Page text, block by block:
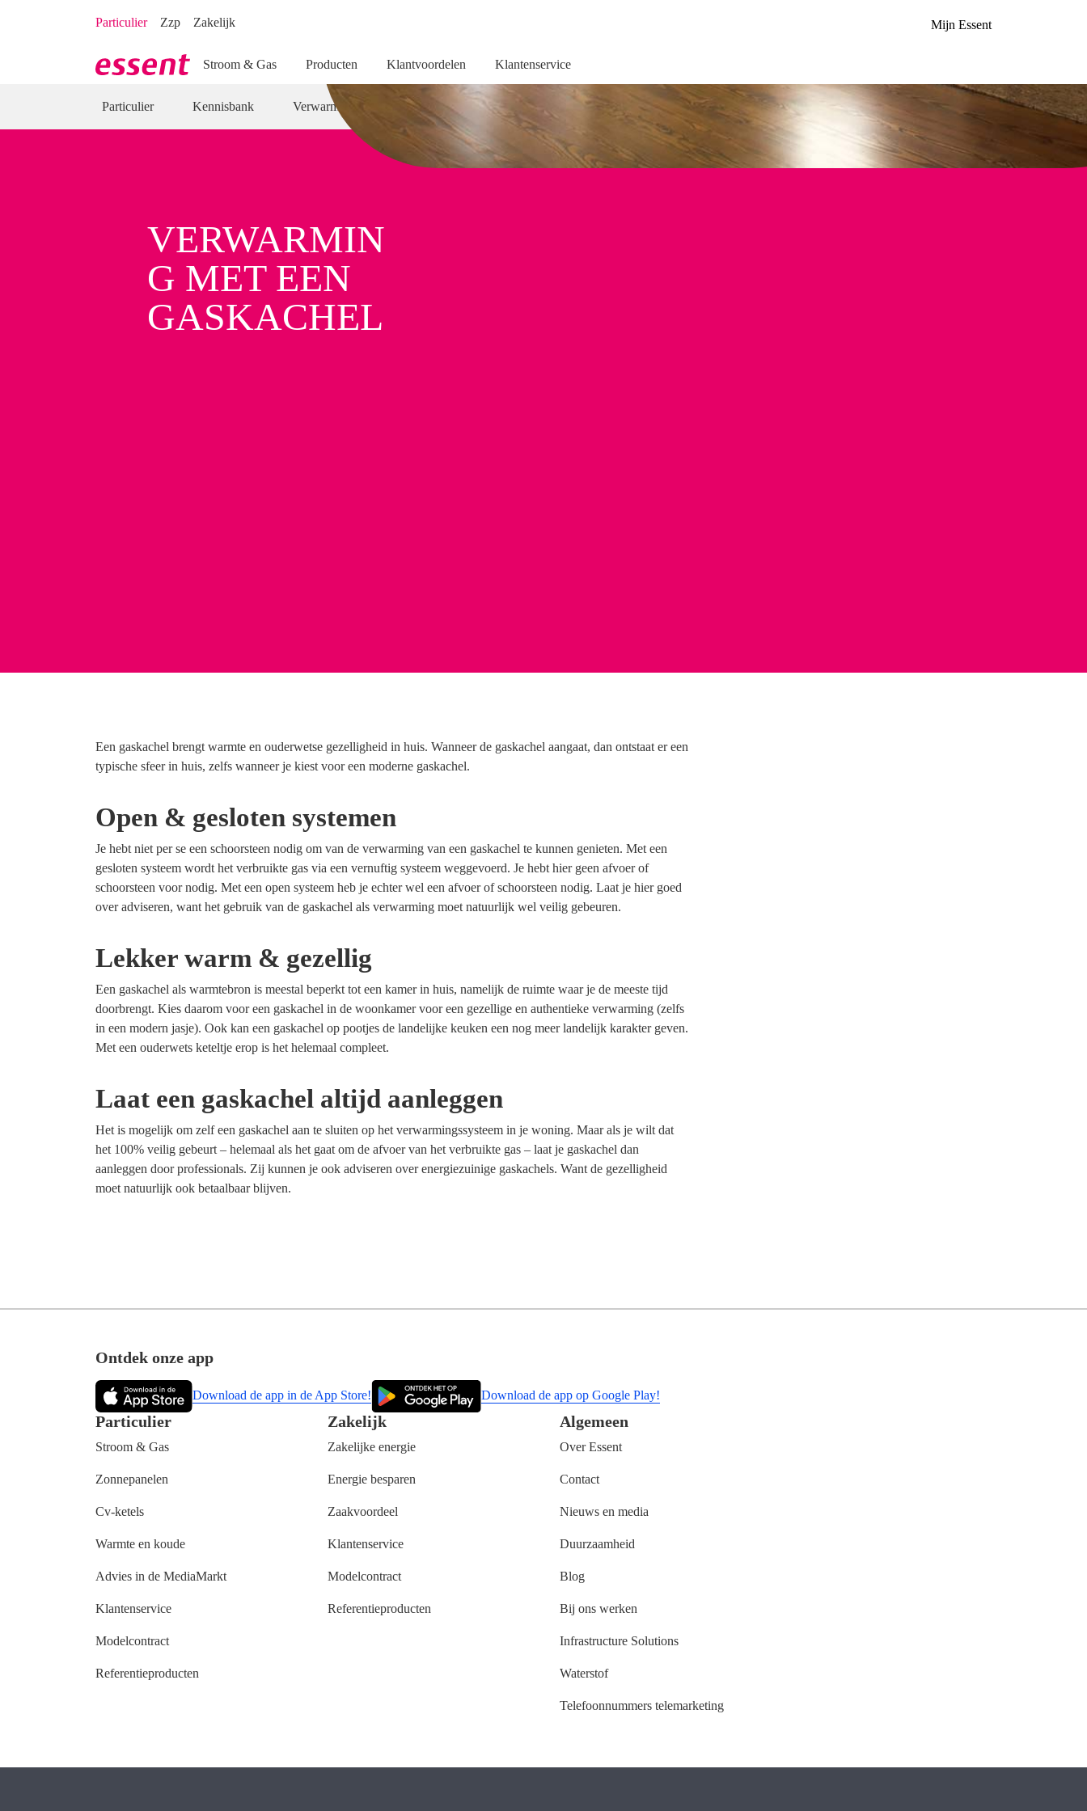
Direct naar hoofdinhoud
Direct naar inloggen
Particulier Zzp Zakelijk Mijn Essent
Stroom & Gas Producten Klantvoordelen Klantenservice
Particulier Kennisbank Verwarming Wat is een verwarmingsinstallatie Verwarming met een gaskachel
VERWARMIN
G MET EEN
GASKACHEL
Een gaskachel brengt warmte en ouderwetse gezelligheid in huis. Wanneer de gaskachel aangaat, dan ontstaat er een
typische sfeer in huis, zelfs wanneer je kiest voor een moderne gaskachel.
Open & gesloten systemen
Je hebt niet per se een schoorsteen nodig om van de verwarming van een gaskachel te kunnen genieten. Met een
gesloten systeem wordt het verbruikte gas via een vernuftig systeem weggevoerd. Je hebt hier geen afvoer of
schoorsteen voor nodig. Met een open systeem heb je echter wel een afvoer of schoorsteen nodig. Laat je hier goed
over adviseren, want het gebruik van de gaskachel als verwarming moet natuurlijk wel veilig gebeuren.
Lekker warm & gezellig
Een gaskachel als warmtebron is meestal beperkt tot een kamer in huis, namelijk de ruimte waar je de meeste tijd
doorbrengt. Kies daarom voor een gaskachel in de woonkamer voor een gezellige en authentieke verwarming (zelfs
in een modern jasje). Ook kan een gaskachel op pootjes de landelijke keuken een nog meer landelijk karakter geven.
Met een ouderwets keteltje erop is het helemaal compleet.
Laat een gaskachel altijd aanleggen
Het is mogelijk om zelf een gaskachel aan te sluiten op het verwarmingssysteem in je woning. Maar als je wilt dat
het 100% veilig gebeurt – helemaal als het gaat om de afvoer van het verbruikte gas – laat je gaskachel dan
aanleggen door professionals. Zij kunnen je ook adviseren over energiezuinige gaskachels. Want de gezelligheid
moet natuurlijk ook betaalbaar blijven.
Footer
Ontdek onze app
Download de app in de App Store! Download de app op Google Play!
Particulier
Stroom & Gas
Zonnepanelen
Cv-ketels
Warmte en koude
Advies in de MediaMarkt
Klantenservice
Modelcontract
Referentieproducten
Zakelijk
Zakelijke energie
Energie besparen
Zaakvoordeel
Klantenservice
Modelcontract
Referentieproducten
Algemeen
Over Essent
Contact
Nieuws en media
Duurzaamheid
Blog
Bij ons werken
Infrastructure Solutions
Waterstof
Telefoonnummers telemarketing